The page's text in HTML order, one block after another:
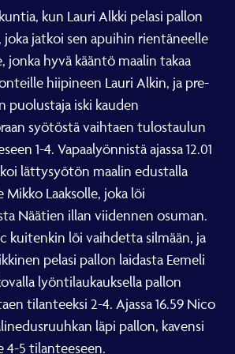
kun Lauri Alkki pelasi pallon
joka jatkoi sen apuihin rientäneelle
jonka hyvä kääntö maalin takaa
hiipineen Lauri Alkin, ja pre-
puolustaja iski kauden
syötöstä vaihtaen tulostaulun
1-4. Vapaalyönnistä ajassa 12.01
lättysyötön maalin edustalla
Mikko Laaksolle, joka löi
Näätien illan viidennen osuman.
kuitenkin löi vaihdetta silmään, ja
pelasi pallon laidasta Eemeli
lyöntilaukauksella pallon
tilanteeksi 2-4. Ajassa 16.59 Nico
läpi pallon, kavensi
4-5 tilanteeseen.